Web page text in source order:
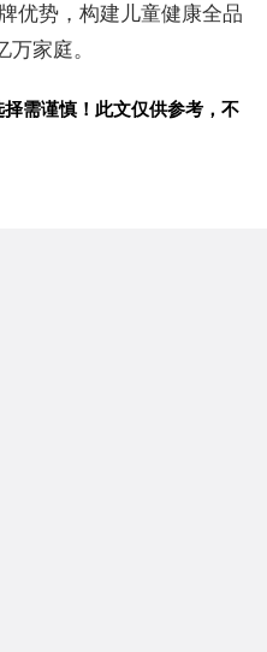
优势，构建儿童健康全品
家庭。
需谨慎！此文仅供参考，不